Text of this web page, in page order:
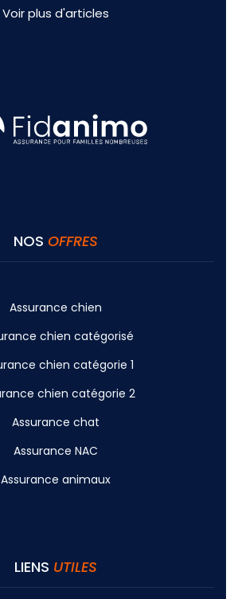
Voir plus d'articles
NOS OFFRES
Assurance chien
chien catégorisé
chien catégorie 1
chien catégorie 2
Assurance chat
Assurance NAC
Assurance animaux
LIENS UTILES